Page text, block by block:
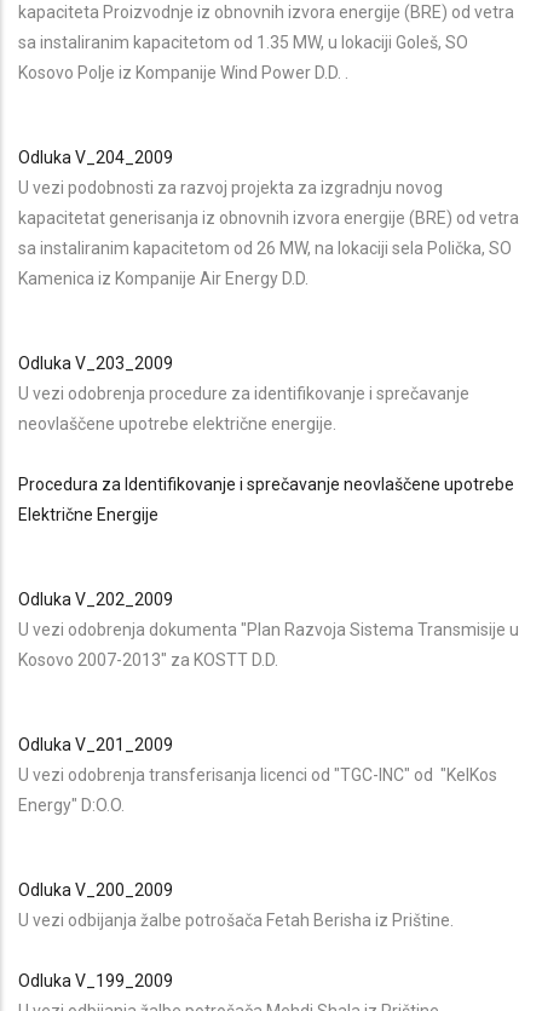
kapaciteta Proizvodnje iz obnovnih izvora energije (BRE) od vetra
sa instaliranim kapacitetom od 1.35 MW, u lokaciji Goleš, SO
Kosovo Polje iz Kompanije Wind Power D.D. .
Odluka V_204_2009
U vezi podobnosti za razvoj projekta za izgradnju novog
kapacitetat generisanja iz obnovnih izvora energije (BRE) od vetra
sa instaliranim kapacitetom od 26 MW, na lokaciji sela Polička, SO
Kamenica iz Kompanije Air Energy D.D.
Odluka V_203_2009
U vezi odobrenja procedure za identifikovanje i sprečavanje
neovlaščene upotrebe električne energije.
Procedura za Identifikovanje i sprečavanje neovlaščene upotrebe
Električne Energije
Odluka V_202_2009
U vezi odobrenja dokumenta "Plan Razvoja Sistema Transmisije u
Kosovo 2007-2013" za KOSTT D.D.
Odluka V_201_2009
U vezi odobrenja transferisanja licenci od "TGC-INC" od "KelKos
Energy" D:O.O.
Odluka V_200_2009
U vezi odbijanja žalbe potrošača Fetah Berisha iz Prištine.
Odluka V_199_2009